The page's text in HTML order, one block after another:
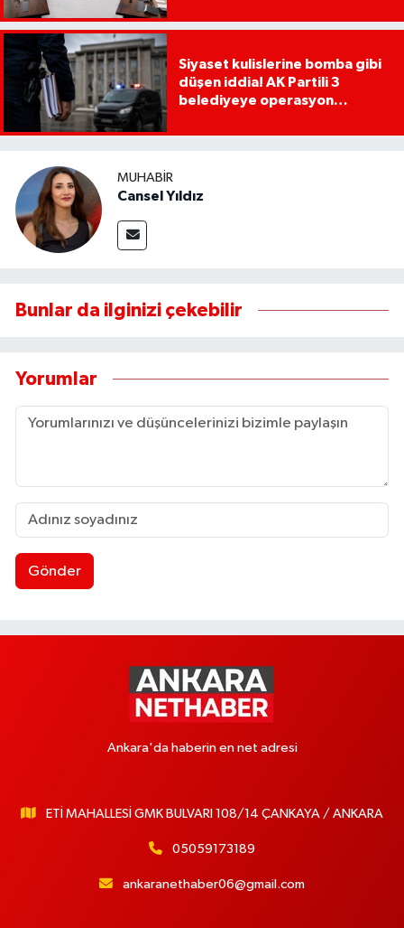
Siyaset kulislerine bomba gibi
düşen iddia! AK Partili 3
belediyeye operasyon
MUHABIR
Cansel Yıldız
Bunlar da ilginizi çekebilir
Yorumlar
Gönder
Ankara'da haberin en net adresi
ETİ MAHALLESİ GMK BULVARI 108/14 ÇANKAYA / ANKARA
05059173189
ankaranethaber06@gmail.com